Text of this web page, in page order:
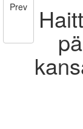
Prev